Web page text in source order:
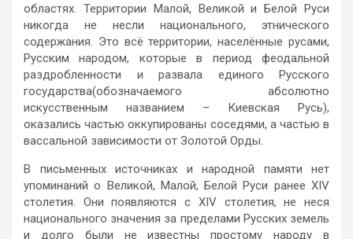
областях. Территории Малой, Великой и Белой Руси
никогда не несли национального, этнического
содержания. Это всё территории, населённые русами,
Русским народом, которые в период феодальной
раздробленности и развала единого Русского
государства(обозначаемого абсолютно
искусственным названием – Киевская Русь),
оказались частью оккупированы соседями, а частью в
вассальной зависимости от Золотой Орды.
В письменных источниках и народной памяти нет
упоминаний о Великой, Малой, Белой Руси ранее XIV
столетия. Они появляются с XIV столетия, не неся
национального значения за пределами Русских земель
и долго были не известны простому народу в